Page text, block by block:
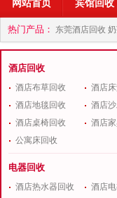
网站首页 宾馆回收
热门产品： 东莞酒店回收
商 深圳酒店用品回收公司
酒店回收
酒店布草回收
酒店
酒店地毯回收
酒店
酒店桌椅回收
酒店
公寓床回收
电器回收
酒店热水器回收
酒店